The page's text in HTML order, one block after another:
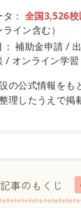
： 全国3,526校
イン含む）
： 補助金申請 /
/ オンライン学習
の公式情報をも
理したうえで掲
事のもくじ